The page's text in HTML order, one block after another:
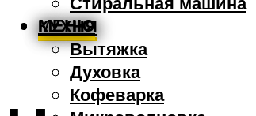
КУХНЯ
Вытяжка
Духовка
Кофеварка
МЕНЮ